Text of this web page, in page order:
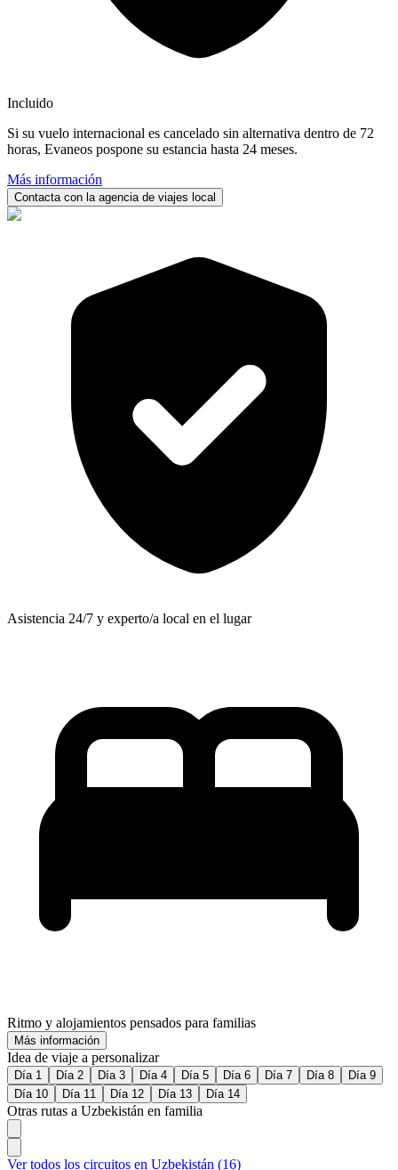
Incluido
Si su vuelo internacional es cancelado sin alternativa dentro de 72
horas, Evaneos pospone su estancia hasta 24 meses.
Más información
Contacta con la agencia de viajes local
Asistencia 24/7 y experto/a local en el lugar
Ritmo y alojamientos pensados para familias
Más información
Idea de viaje a personalizar
Día 1 Día 2 Día 3 Día 4 Día 5 Día 6 Día 7 Día 8
Día 9
Día 10
Día 11 Día 12 Día 13 Día 14
Otras rutas a Uzbekistán en familia
Ver todos los circuitos en Uzbekistán (16)